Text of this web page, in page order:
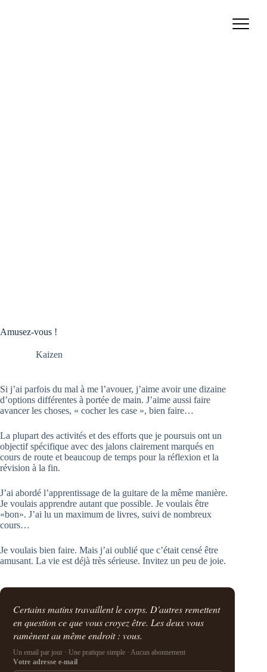
Amusez-vous !
Kaizen
Si j’ai parfois du mal à me l’avouer, j’aime avoir une dizaine
d’options différentes à portée de main. J’aime aussi faire
avancer les choses, « cocher les case », bien faire…
La plupart des activités et des efforts que je poursuis ont un
objectif spécifique avec des jalons clairement marqués en
cours de route et beaucoup de temps pour la réflexion et la
révision à la fin.
J’ai abordé l’apprentissage de la guitare de la même manière.
Je voulais apprendre autant que possible. Je voulais être
«bon». J’ai lu un maximum de livres, suivi de nombreux
cours…
Je voulais bien faire. Mais j’ai oublié que c’était censé être
amusant. La vie est déjà très sérieuse. Invitez un peu de joie.
Certains matins travaillent le corps. D'autres remettent
en question ce que vous croyez être. Les deux vous
ramènent au même endroit : vous.
Un email par jour · Une pratique simple · Aucun abonnement
Votre adresse e-mail